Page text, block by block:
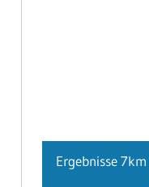
Ergebnisse 7km